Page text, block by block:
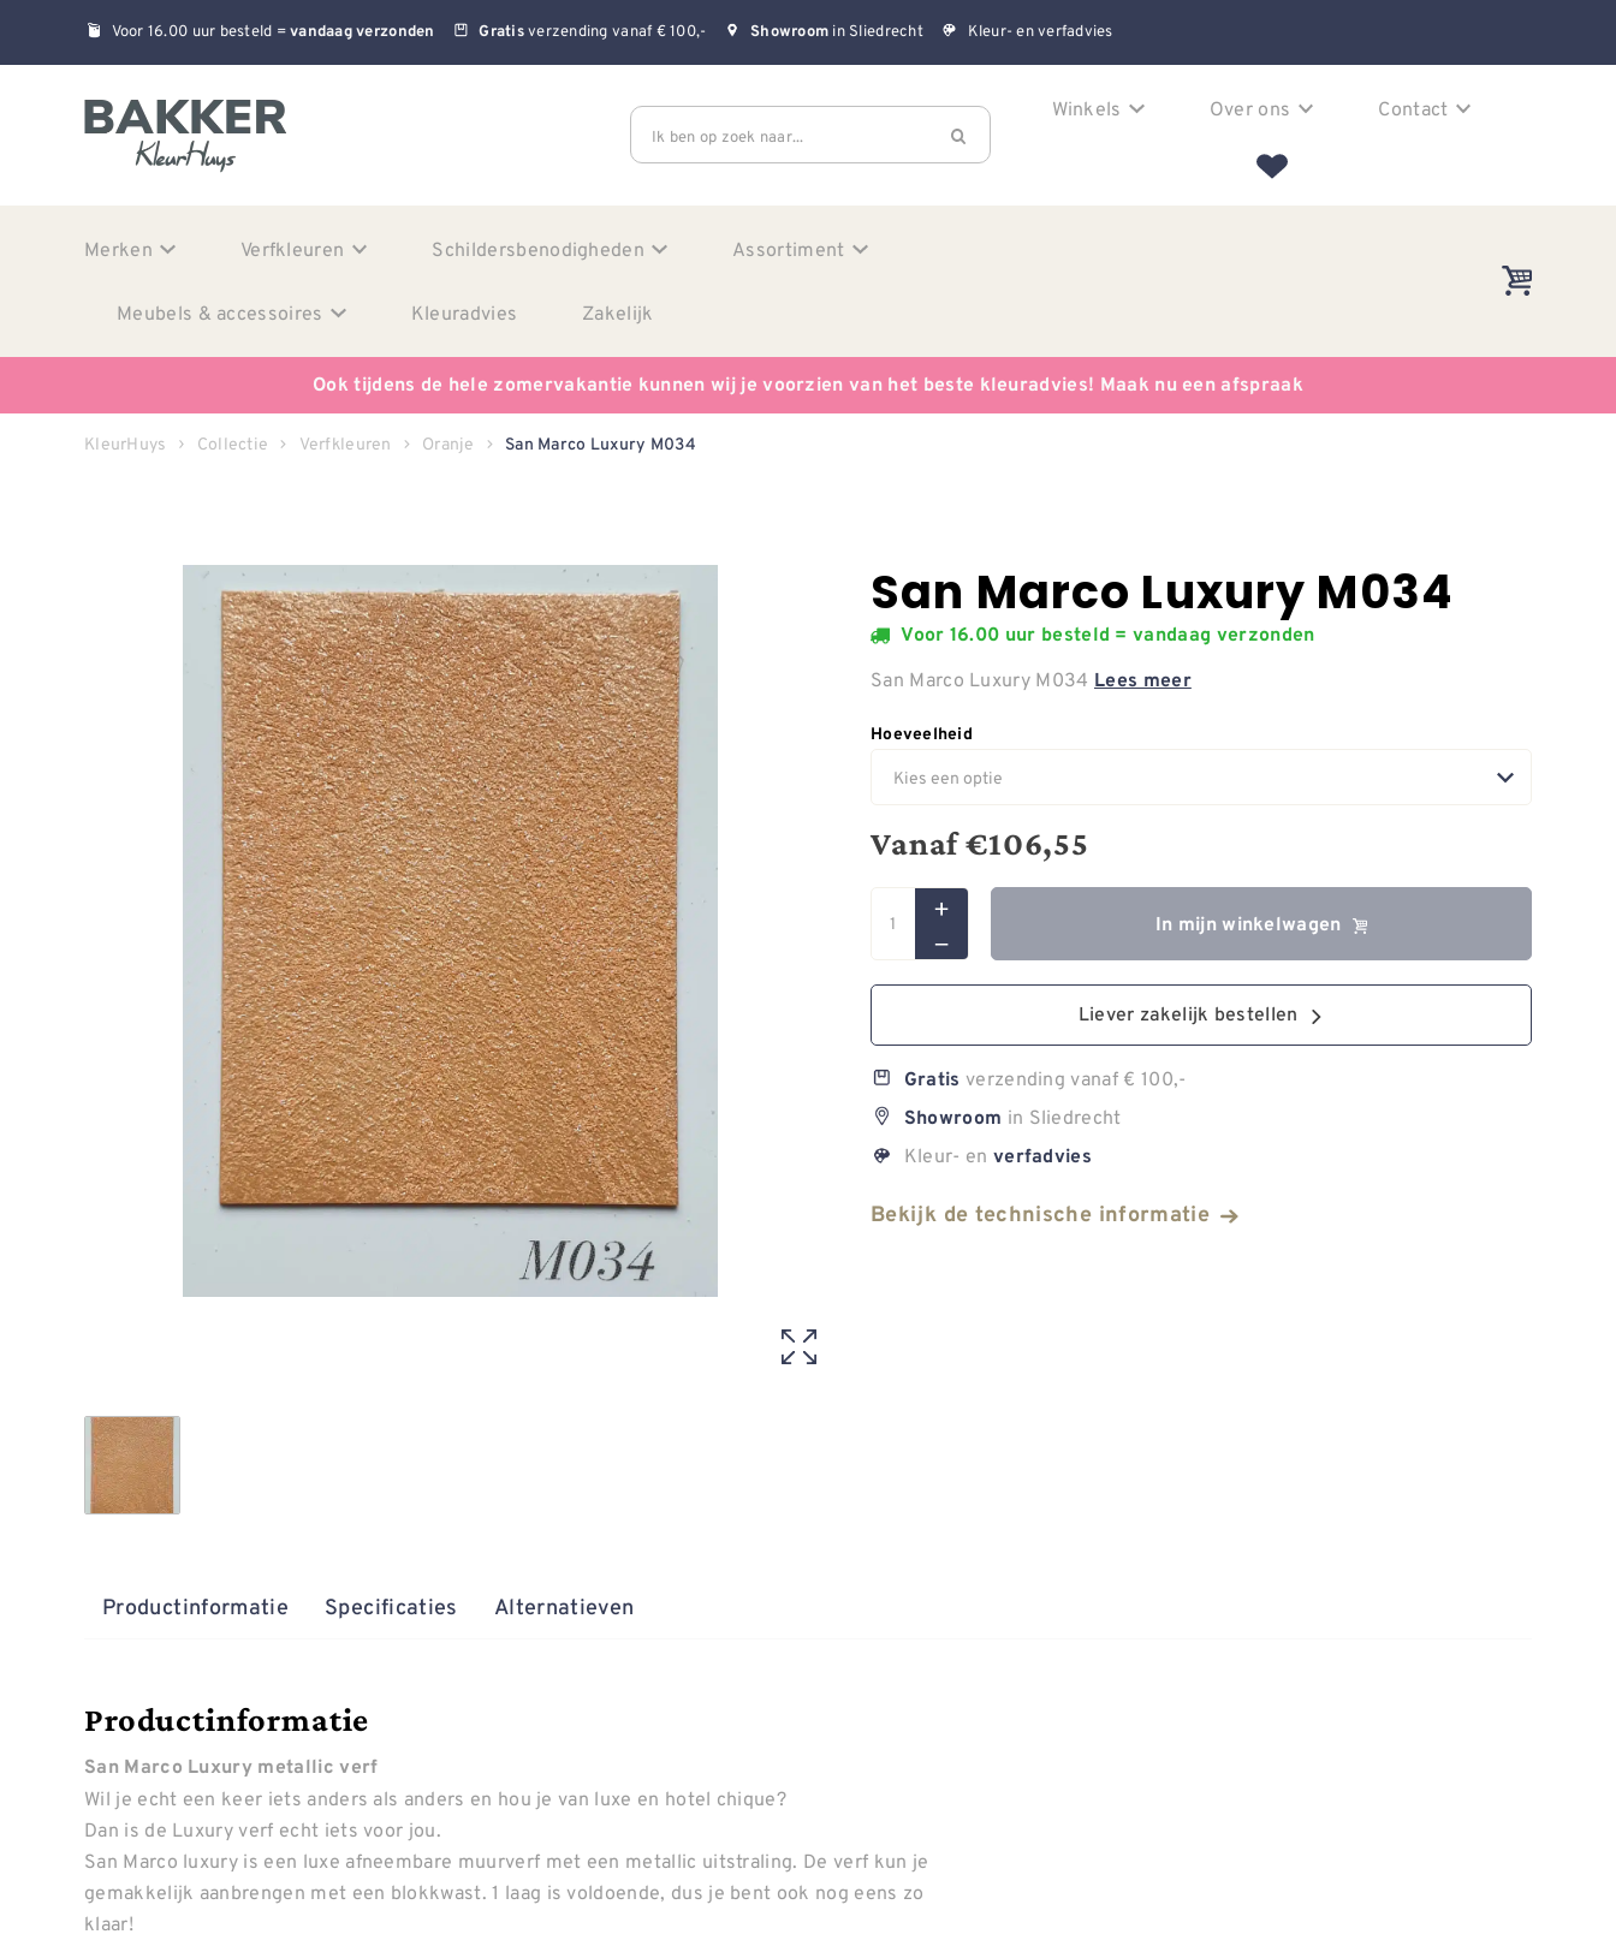
Voor 16.00 uur besteld =vandaag verzonden Gratisverzending vanaf € 100,- Showroom in Sliedrecht Kleur- en verfadvies
Ik ben op zoek naar...
Winkels Over ons Contact
Merken Verfkleuren Schildersbenodigheden Assortiment
Meubels & accessoires Kleuradvies Zakelijk
Ook tijdens de hele zomervakantie kunnen wij je voorzien van het beste kleuradvies! Maak nu een afspraak
KleurHuys Collectie Verfkleuren Oranje San Marco Luxury M034
San Marco Luxury M034
Voor 16.00 uur besteld = vandaag verzonden
San Marco Luxury M034 Lees meer
Hoeveelheid
Vanaf€106,55
In mijn winkelwagen
Liever zakelijk bestellen
Gratis verzending vanaf € 100,-
Showroom in Sliedrecht
Kleur- en verfadvies
Bekijk de technische informatie
Productinformatie Specificaties Alternatieven
Productinformatie
San Marco Luxury metallic verf
Wil je echt een keer iets anders als anders en hou je van luxe en hotel chique?
Dan is de Luxury verf echt iets voor jou.
San Marco luxury is een luxe afneembare muurverf met een metallic uitstraling. De verf kun je
gemakkelijk aanbrengen met een blokkwast. 1 laag is voldoende, dus je bent ook nog eens zo
klaar!